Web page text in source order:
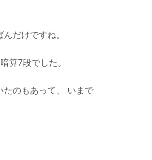
だけですね。
算7段でした。
たのもあって、 いまで